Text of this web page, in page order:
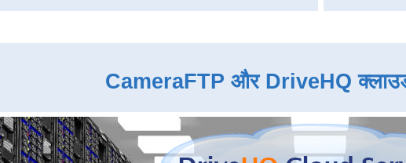
CameraFTP और DriveHQ